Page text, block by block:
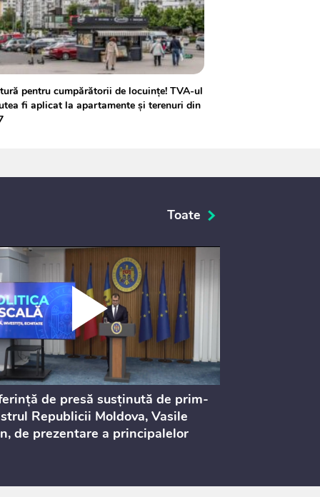
pentru cumpărătorii de locuințe! TVA-ul
fi aplicat la apartamente și terenuri din
Toate
de presă susținută de prim-
Republicii Moldova, Vasile
de prezentare a principalelor
publice